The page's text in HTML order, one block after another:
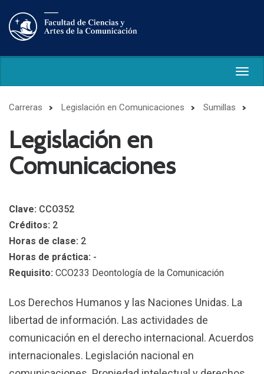
Carreras Legislación en Comunicaciones Sumillas
Legislación en
Comunicaciones
Clave: CCO352
Créditos: 2
Horas de clase: 2
Horas de práctica: -
Requisito: CCO233 Deontología de la Comunicación
Los Derechos Humanos y las Naciones Unidas. La
libertad de información. Las actividades de
comunicación en el derecho internacional. Acuerdos
internacionales. Legislación nacional en